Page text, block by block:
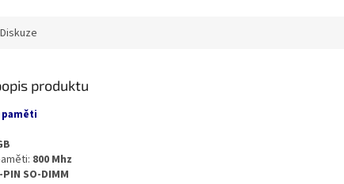
Diskuze
produktu
800 Mhz
PIN SO-DIMM